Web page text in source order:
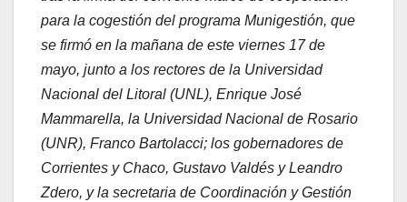
para la cogestión del programa Munigestión, que
se firmó en la mañana de este viernes 17 de
mayo, junto a los rectores de la Universidad
Nacional del Litoral (UNL), Enrique José
Mammarella, la Universidad Nacional de Rosario
(UNR), Franco Bartolacci; los gobernadores de
Corrientes y Chaco, Gustavo Valdés y Leandro
Zdero, y la secretaria de Coordinación y Gestión